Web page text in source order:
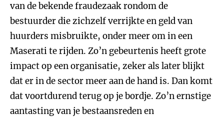
van de bekende fraudezaak rondom de
bestuurder die zichzelf verrijkte en geld van
huurders misbruikte, onder meer om in een
Maserati te rijden. Zo’n gebeurtenis heeft grote
impact op een organisatie, zeker als later blijkt
dat er in de sector meer aan de hand is. Dan komt
dat voortdurend terug op je bordje. Zo’n ernstige
aantasting van je bestaansreden en